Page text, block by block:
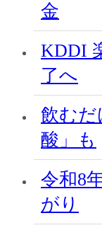
金
KDDI
了へ
飲むだ
酸」も
令和8
がり